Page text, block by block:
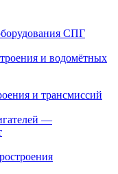
СПГ
и водомётных
и трансмиссий
—